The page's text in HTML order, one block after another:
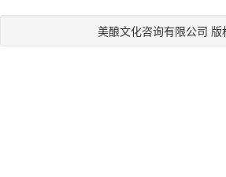
美酿文化咨询有限公司 版